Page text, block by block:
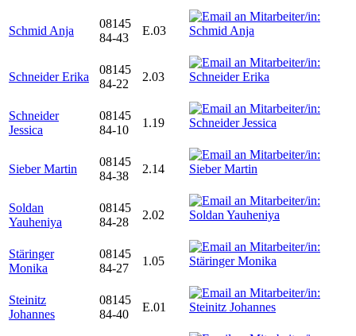
Schmid Anja
08145
84-43
E.03
Schneider Erika
08145
84-22
2.03
Schneider
Jessica
08145
84-10
1.19
Sieber Martin
08145
84-38
2.14
Soldan
Yauheniya
08145
84-28
2.02
Stäringer
Monika
08145
84-27
1.05
Steinitz
Johannes
08145
84-40
E.01